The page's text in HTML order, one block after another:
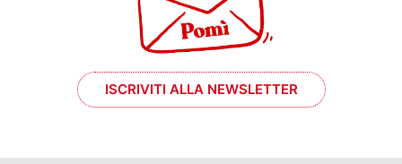
ISCRIVITI ALLA NEWSLETTER